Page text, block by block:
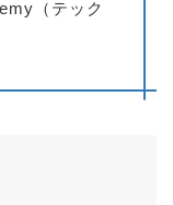
（テック